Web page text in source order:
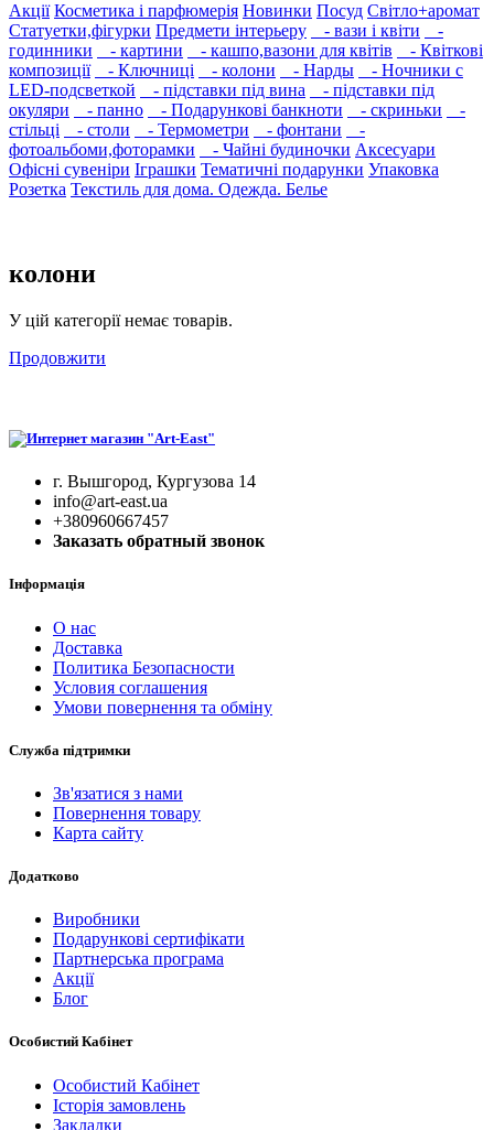
Акції Косметика і парфюмерія Новинки Посуд Світло+аромат
Статуетки,фігурки Предмети інтерьеру - вази і квіти
-
годинники
- картини - кашпо,вазони для квітів
- Квіткові
композиції
- Ключниці - колони - Нарды
- Ночники с
LED-подсветкой
- підставки під вина
- підставки під
окуляри
- панно - Подарункові банкноти - скриньки
-
стільці
- столи - Термометри - фонтани
-
фотоальбоми,фоторамки
- Чайні будиночки Аксесуари
Офісні сувеніри Іграшки Тематичні подарунки Упаковка
Розетка Текстиль для дома. Одежда. Белье
колони
У цій категорії немає товарів.
Продовжити
г. Вышгород, Кургузова 14
info@art-east.ua
+380960667457
Заказать обратный звонок
Інформація
О нас
Доставка
Политика Безопасности
Условия соглашения
Умови повернення та обміну
Служба підтримки
Зв'язатися з нами
Повернення товару
Карта сайту
Додатково
Виробники
Подарункові сертифікати
Партнерська програма
Акції
Блог
Особистий Кабінет
Особистий Кабінет
Історія замовлень
Закладки